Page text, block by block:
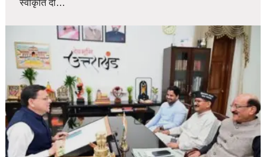
स्वीकृति दी…